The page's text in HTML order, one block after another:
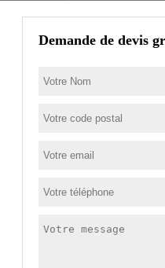
Demande de devis